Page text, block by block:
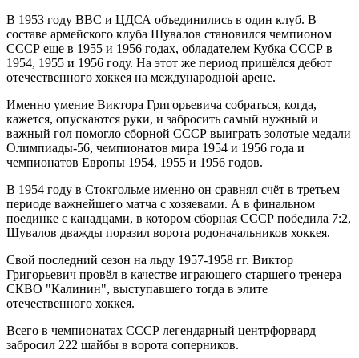
В 1953 году ВВС и ЦДСА объединились в один клуб. В
составе армейского клуба Шувалов становился чемпионом
СССР еще в 1955 и 1956 годах, обладателем Кубка СССР в
1954, 1955 и 1956 году. На этот же период пришёлся дебют
отечественного хоккея на международной арене.
Именно умение Виктора Григорьевича собраться, когда,
кажется, опускаются руки, и забросить самый нужный и
важный гол помогло сборной СССР выиграть золотые медали
Олимпиады-56, чемпионатов мира 1954 и 1956 года и
чемпионатов Европы 1954, 1955 и 1956 годов.
В 1954 году в Стокгольме именно он сравнял счёт в третьем
периоде важнейшего матча с хозяевами. А в финальном
поединке с канадцами, в котором сборная СССР победила 7:2,
Шувалов дважды поразил ворота родоначальников хоккея.
Свой последний сезон на льду 1957-1958 гг. Виктор
Григорьевич провёл в качестве играющего старшего тренера
СКВО "Калинин", выступавшего тогда в элите
отечественного хоккея.
Всего в чемпионатах СССР легендарный центрфорвард
забросил 222 шайбы в ворота соперников.